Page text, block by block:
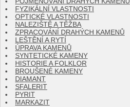
FYZIKÁLNÍ VLASTNOSTI
OPTICKÉ VLASTNOSTI
NALEZIŠTĚ A TĚŽBA
ZPRACOVÁNÍ DRAHÝCH KAMENŮ
LEŠTĚNÍ A RYTÍ
ÚPRAVA KAMENŮ
SYNTETICKÉ KAMENY
HISTORIE A FOLKLOR
BROUŠENÉ KAMENY
DIAMANT
SFALERIT
PYRIT
MARKAZIT